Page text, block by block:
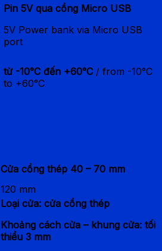
Pin 5V qua cổng Micro USB
5V Power bank via Micro USB
port
từ -10°C đến +60°C/ from -10°C
to +60°C
Cửa cổng thép 40 – 70 mm
120 mm
Loại cửa: cửa cổng thép
Khoảng cách cửa – khung cửa: tối
thiểu 3 mm